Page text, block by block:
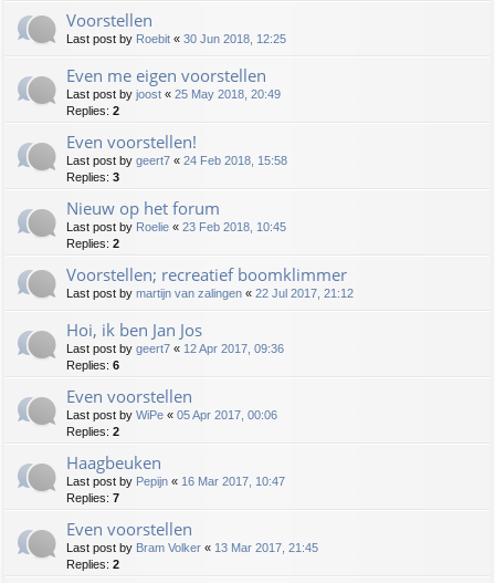
Voorstellen
Last post by Roebit « 30 Jun 2018, 12:25
Even me eigen voorstellen
Last post by joost « 25 May 2018, 20:49
Replies: 2
Even voorstellen!
Last post by geert7 « 24 Feb 2018, 15:58
Replies: 3
Nieuw op het forum
Last post by Roelie « 23 Feb 2018, 10:45
Replies: 2
Voorstellen; recreatief boomklimmer
Last post by martijn van zalingen « 22 Jul 2017, 21:12
Hoi, ik ben Jan Jos
Last post by geert7 « 12 Apr 2017, 09:36
Replies: 6
Even voorstellen
Last post by WiPe « 05 Apr 2017, 00:06
Replies: 2
Haagbeuken
Last post by Pepijn « 16 Mar 2017, 10:47
Replies: 7
Even voorstellen
Last post by Bram Volker « 13 Mar 2017, 21:45
Replies: 2